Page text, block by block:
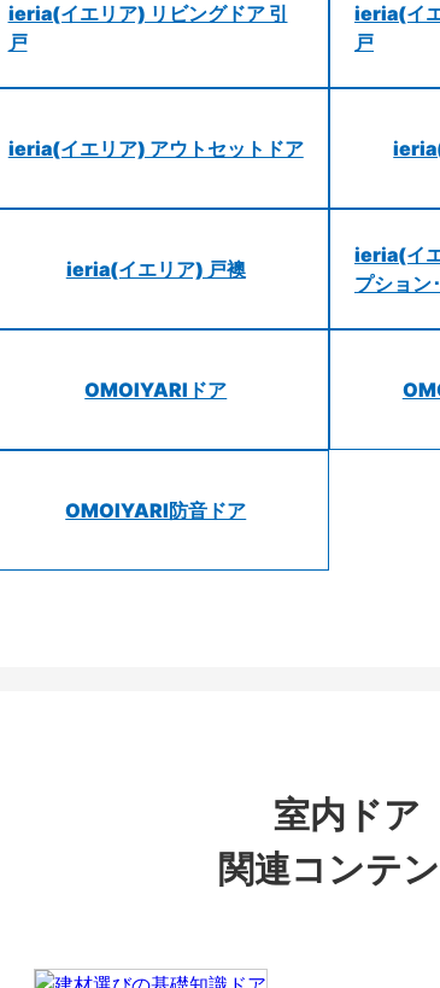
ieria(イエリア) リビングドア 引
戸
ieria(イ
戸
ieria(イエリア) アウトセットドア
ieria(イエリア) 戸襖
ieria(イ
プション
OMOIYARIドア
OMOIYARI防音ドア
室内ドア
関連コンテ